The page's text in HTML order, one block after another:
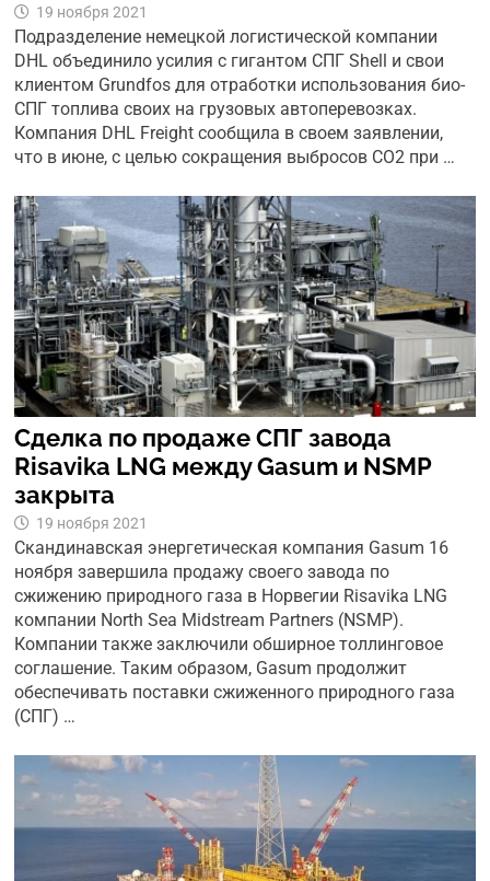
19 ноября 2021
Подразделение немецкой логистической компании
DHL объединило усилия с гигантом СПГ Shell и свои
клиентом Grundfos для отработки использования био-
СПГ топлива своих на грузовых автоперевозках.
Компания DHL Freight сообщила в своем заявлении,
что в июне, с целью сокращения выбросов CO2 при …
Cделка по продаже СПГ завода
Risavika LNG между Gasum и NSMP
закрыта
19 ноября 2021
Скандинавская энергетическая компания Gasum 16
ноября завершила продажу своего завода по
сжижению природного газа в Норвегии Risavika LNG
компании North Sea Midstream Partners (NSMP).
Компании также заключили обширное толлинговое
соглашение. Таким образом, Gasum продолжит
обеспечивать поставки сжиженного природного газа
(СПГ) …